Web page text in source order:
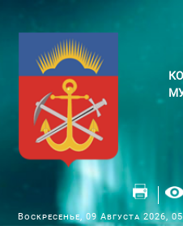
Воскресенье, 09 Августа 2026,